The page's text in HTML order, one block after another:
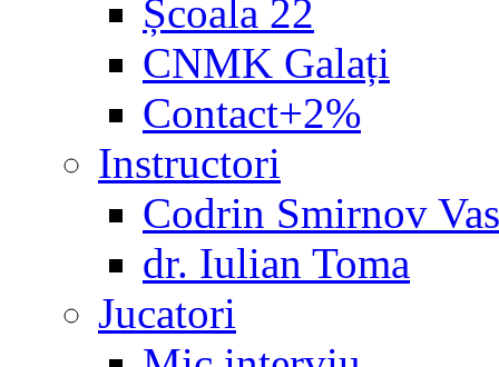
Școala 22
CNMK Galați
Contact+2%
Instructori
Codrin Smirnov
dr. Iulian Toma
Jucatori